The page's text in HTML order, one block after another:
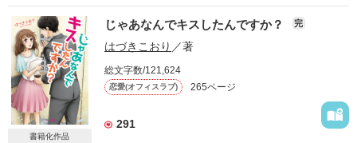
鳴海哲平 (なるみてっぺい)
止まっていたはずの二人の時間が、再び動き出す。
再会から始まる、溺愛ラブ。
2026.6.5～2026.7.25
シゴデキで冷徹な上司が見せる素顔は、なぜか想像以上に甘く
て……🐥💓🦅
※表紙も作中使用の画像も全てフリー素材です。
※執筆期間2026.6.3〜7.20完結です。
※他サイトさんにて恋愛トレンド1位でした〜良かったら読ん
で頂けると嬉しいです。
アイリーンは日本人だった前世の記憶がある食いしん坊な女の
子。
現在は王妃の女官として勤めながら『いい人と結婚できたらい
いなー』と
のほほんと将来を考えていた。
食べる事も料理も好きなアイリーンは王妃宮の料理人たちと仲
良くなり、
こっそりとお菓子を作ったりしてすごしていたが、
書籍化作品
じゃあなんでキスしたんですか？ 完
はづきこおり ／著
総文字数/121,624
恋愛(オフィスラブ) 265ページ
291